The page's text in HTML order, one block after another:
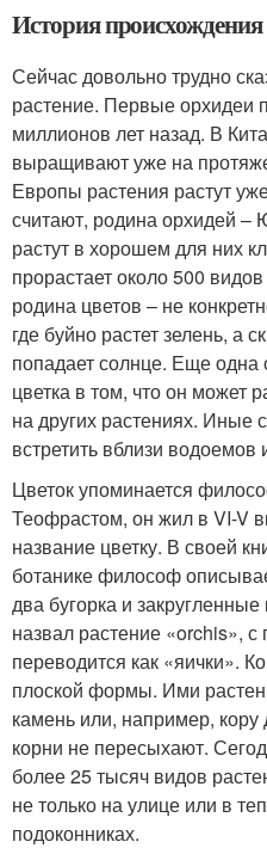
История происхождения
Сейчас довольно трудно
растение. Первые орхидеи
миллионов лет назад. В
выращивают уже на
Европы растения растут
считают, родина орхидей
растут в хорошем для них
прорастает около 500
родина цветов – не
где буйно растет зелень, а
попадает солнце. Еще одна
цветка в том, что он может
на других растениях. Иные
встретить вблизи водоемов
Цветок упоминается
Теофрастом, он жил в VI-V
название цветку. В своей
ботанике философ
два бугорка и
назвал растение «orchis», с
переводится как «яички».
плоской формы. Ими
камень или, например, кору
корни не пересыхают.
более 25 тысяч видов
не только на улице или в
подоконниках.